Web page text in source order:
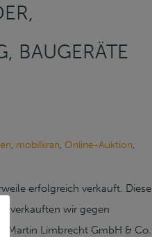
BAUGERÄTE
, mobilkran, Online-Auktion,
erfolgreich verkauft. Diese
verkauften wir gegen
Martin Limbrecht GmbH & Co.